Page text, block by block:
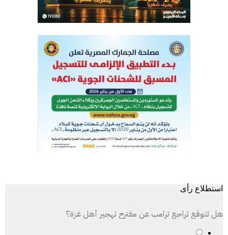
استطلاع رأى
هل تتوقع تراجع ترامب عن مقترح تهجير أهل غزة؟